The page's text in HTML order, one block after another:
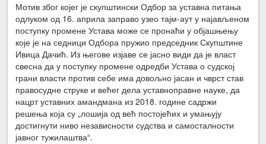
Мотив због којег је скупштински Одбор за уставна питања
одлуком од 16. априла заправо узео тајм-аут у најављеном
поступку промене Устава може се пронаћи у објашњењу
које је на седници Одбора пружио председник Скупштине
Ивица Дачић. Из његове изјаве се јасно види да је власт
свесна да у поступку промене одредби Устава о судској
грани власти против себе има довољно јасан и чврст став
правосудне струке и већег дела уставноправне науке, да
нацрт уставних амандмана из 2018. године садржи
решења која су „лошија од већ постојећих и умањују
достигнути ниво независности судства и самосталности
јавног тужилаштва“.